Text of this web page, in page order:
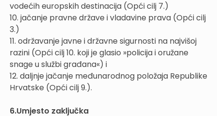
vodećih europskih destinacija (Opći cilj 7.)
10. jačanje pravne države i vladavine prava (Opći cilj
3.)
11. održavanje javne i državne sigurnosti na najvišoj
razini (Opći cilj 10. koji je glasio »policija i oružane
snage u službi građana«) i
12. daljnje jačanje međunarodnog položaja Republike
Hrvatske (Opći cilj 9.).
6.Umjesto zaključka